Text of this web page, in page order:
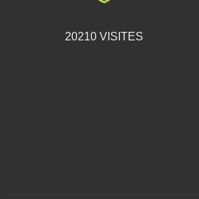
20210VISITES